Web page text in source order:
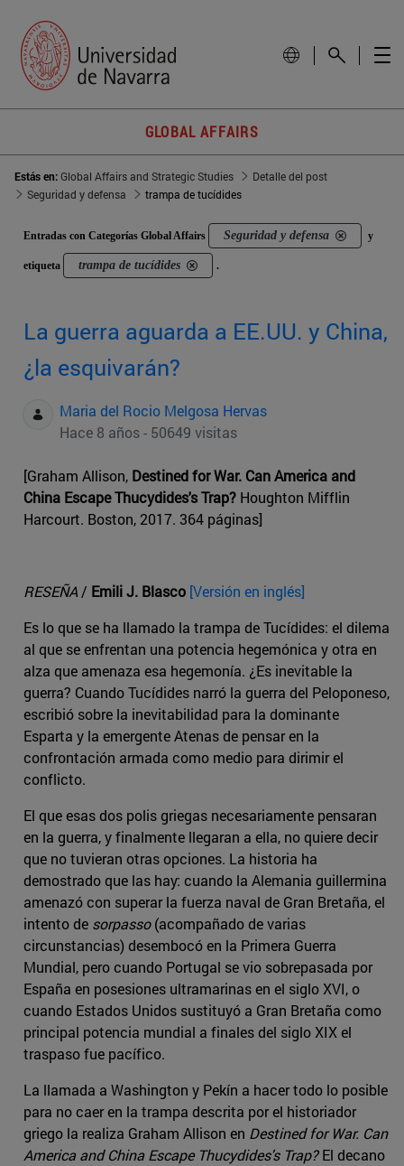
GLOBAL AFFAIRS
Estás en:Global Affairs and Strategic Studies
Detalle del post
Seguridad y defensa
trampa de tucídides
Entradas con Categorías Global Affairs Seguridad y defensa y
etiqueta trampa de tucídides .
La guerra aguarda a EE.UU. y China,
¿la esquivarán?
Maria del Rocio Melgosa Hervas
Hace 8 años - 50649 visitas
[Graham Allison, Destined for War. Can America and
China Escape Thucydides's Trap? Houghton Mifflin
Harcourt. Boston, 2017. 364 páginas]
RESEÑA/ Emili J. Blasco [Versión en inglés]
Es lo que se ha llamado la trampa de Tucídides: el dilema
al que se enfrentan una potencia hegemónica y otra en
alza que amenaza esa hegemonía. ¿Es inevitable la
guerra? Cuando Tucídides narró la guerra del Peloponeso,
escribió sobre la inevitabilidad para la dominante
Esparta y la emergente Atenas de pensar en la
confrontación armada como medio para dirimir el
conflicto.
El que esas dos polis griegas necesariamente pensaran
en la guerra, y finalmente llegaran a ella, no quiere decir
que no tuvieran otras opciones. La historia ha
demostrado que las hay: cuando la Alemania guillermina
amenazó con superar la fuerza naval de Gran Bretaña, el
intento de sorpasso(acompañado de varias
circunstancias) desembocó en la Primera Guerra
Mundial, pero cuando Portugal se vio sobrepasada por
España en posesiones ultramarinas en el siglo XVI, o
cuando Estados Unidos sustituyó a Gran Bretaña como
principal potencia mundial a finales del siglo XIX el
traspaso fue pacífico.
La llamada a Washington y Pekín a hacer todo lo posible
para no caer en la trampa descrita por el historiador
griego la realiza Graham Allison en Destined for War. Can
America and China Escape Thucydides's Trap?El decano